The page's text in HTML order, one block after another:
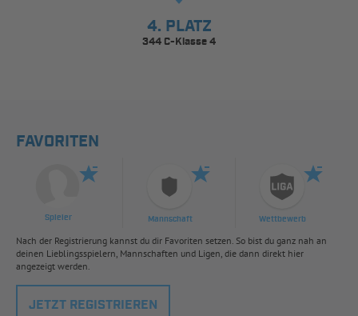
4. PLATZ
344 C-Klasse 4
FAVORITEN
Spieler Mannschaft Wettbewerb
Nach der Registrierung kannst du dir Favoriten setzen. So bist du ganz nah an
deinen Lieblingsspielern, Mannschaften und Ligen, die dann direkt hier
angezeigt werden.
JETZT REGISTRIEREN